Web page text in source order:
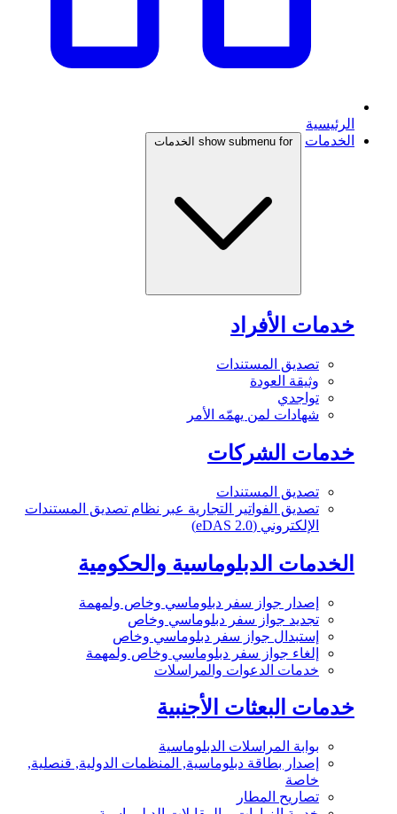
الرئيسية
الخدمات
show submenu for الخدمات
خدمات الأفراد
تصديق المستندات
وثيقة العودة
تواجدي
شهادات لمن يهمّه الأمر
خدمات الشركات
تصديق المستندات
تصديق الفواتير التجارية عبر نظام تصديق المستندات
الإلكتروني (eDAS 2.0)
الخدمات الدبلوماسية والحكومية
إصدار جواز سفر دبلوماسي وخاص ولمهمة
تجديد جواز سفر دبلوماسي وخاص
إستبدال جواز سفر دبلوماسي وخاص
إلغاء جواز سفر دبلوماسي وخاص ولمهمة
خدمات الدعوات والمراسلات
خدمات البعثات الأجنبية
بوابة المراسلات الدبلوماسية
إصدار بطاقة دبلوماسية, المنظمات الدولية, قنصلية,
خاصة
تصاريح المطار